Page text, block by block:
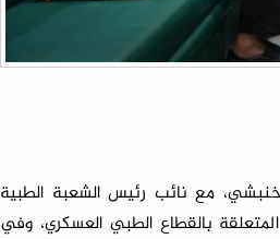
مع نائب رئيس الشعبة الطبية
بالقطاع الطبي العسكري، وفي